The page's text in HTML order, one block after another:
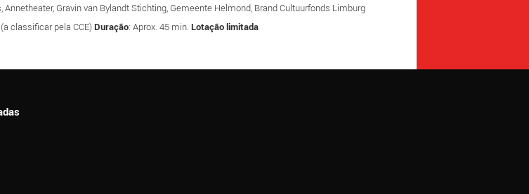
Gravin van Bylandt Stichting, Gemeente Helmond, Brand Cultuurfonds Limburg
classificar pela CCE)Duração: Aprox. 45 min. Lotação limitada